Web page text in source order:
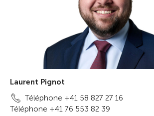
Laurent Pignot
Téléphone +41 58 827 27 16
Téléphone +41 76 553 82 39